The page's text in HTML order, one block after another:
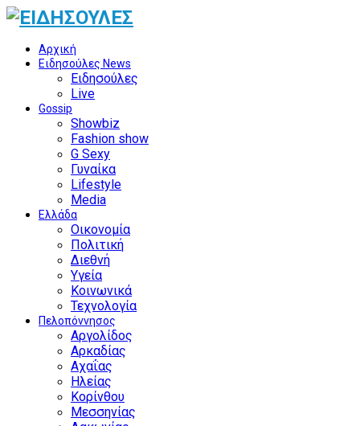
Αρχική
Ειδησούλες News
Ειδησούλες
Live
Gossip
Showbiz
Fashion show
G Sexy
Γυναίκα
Lifestyle
Media
Ελλάδα
Οικονομία
Πολιτική
Διεθνή
Υγεία
Κοινωνικά
Τεχνολογία
Πελοπόννησος
Αργολίδος
Αρκαδίας
Αχαΐας
Ηλείας
Κορίνθου
Μεσσηνίας